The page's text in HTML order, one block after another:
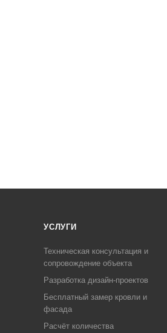
УСЛУГИ
Техническая консультация и
сопровождение объекта
Разработка дизайн-проектов
Бесплатный замер кровли и
фасада
Расчёт количества